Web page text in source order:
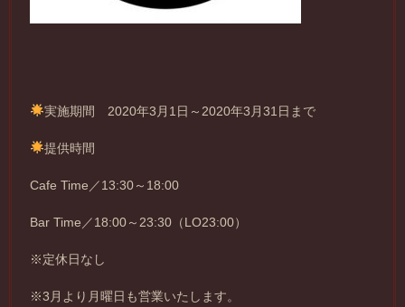
実施期間 2020年3月1日～2020年3月31日まで
提供時間
Cafe Time／13:30～18:00
Bar Time／18:00～23:30（LO23:00）
※定休日なし
※3月より月曜日も営業いたします。